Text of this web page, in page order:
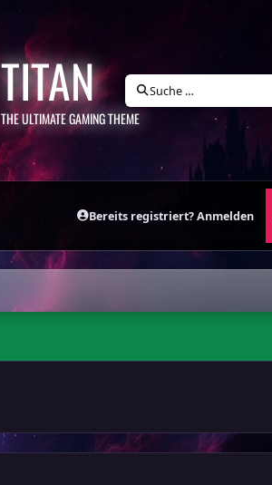
TITAN
THE ULTIMATE GAMING THEME
Suche …
Bereits registriert? Anmelden